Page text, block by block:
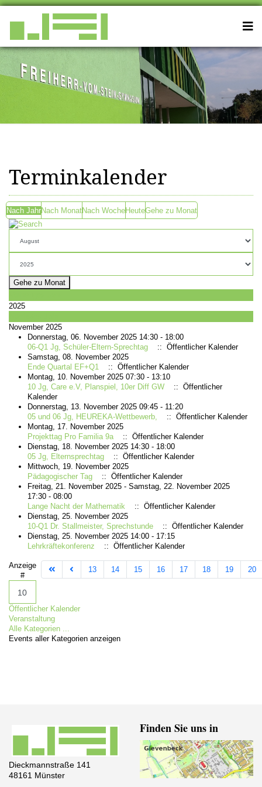
Terminkalender
Nach JahrNach MonatNach WocheHeuteGehe zu Monat
Gehe zu Monat
2025
November 2025
Donnerstag, 06. November 2025 14:30 - 18:00
06-Q1 Jg, Schüler-Eltern-Sprechtag
:: Öffentlicher Kalender
Samstag, 08. November 2025
Ende Quartal EF+Q1
:: Öffentlicher Kalender
Montag, 10. November 2025 07:30 - 13:10
10 Jg, Care e.V, Planspiel, 10er Diff GW
:: Öffentlicher
Kalender
Donnerstag, 13. November 2025 09:45 - 11:20
05 und 06 Jg, HEUREKA-Wettbewerb,
:: Öffentlicher Kalender
Montag, 17. November 2025
Projekttag Pro Familia 9a
:: Öffentlicher Kalender
Dienstag, 18. November 2025 14:30 - 18:00
05 Jg, Elternsprechtag
:: Öffentlicher Kalender
Mittwoch, 19. November 2025
Pädagogischer Tag
:: Öffentlicher Kalender
Freitag, 21. November 2025 - Samstag, 22. November 2025
17:30 - 08:00
Lange Nacht der Mathematik
:: Öffentlicher Kalender
Dienstag, 25. November 2025
10-Q1 Dr. Stallmeister, Sprechstunde
:: Öffentlicher Kalender
Dienstag, 25. November 2025 14:00 - 17:15
Lehrkräftekonferenz
:: Öffentlicher Kalender
Limite der Paginierungsliste
Anzeige
#
13 14 15 16 17 18 19 20
Öffentlicher Kalender
Veranstaltung
Alle Kategorien ...
Events aller Kategorien anzeigen
Dieckmannstraße 141
48161 Münster
Finden Sie uns in